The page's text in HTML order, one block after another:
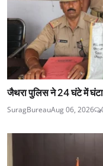
जैथरा पुलिस ने 24 घंटे में
SuragBureauAug 06, 2026